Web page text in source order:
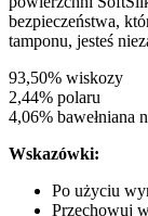
bezpieczeństwa,
tamponu, jesteś
93,50% wiskozy
2,44% polaru
4,06% bawełniana
Wskazówki:
Po użyciu
Przechowuj